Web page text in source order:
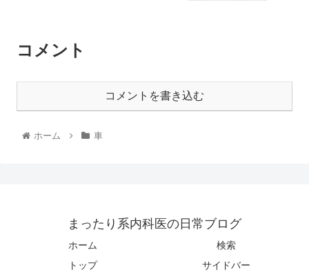
コメント
コメントを書き込む
ホーム 車
まったり系内科医の日常ブログ
ホーム
検索
トップ
サイドバー